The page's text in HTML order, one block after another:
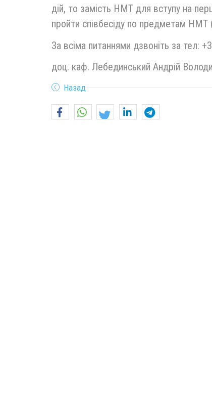
дій, то замість НМТ для вступу на
пройти співбесіду по предметам НМТ
За всіма питаннями дзвоніть за тел:
доц. каф. Лебединський Андрій
Назад